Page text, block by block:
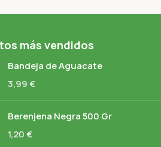
más vendidos
Bandeja de Aguacate
3,99€
Berenjena Negra 500 Gr
1,20€